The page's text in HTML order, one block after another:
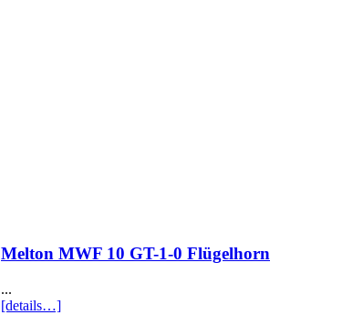
Melton MWF 10 GT-1-0 Flügelhorn
...
[details…]